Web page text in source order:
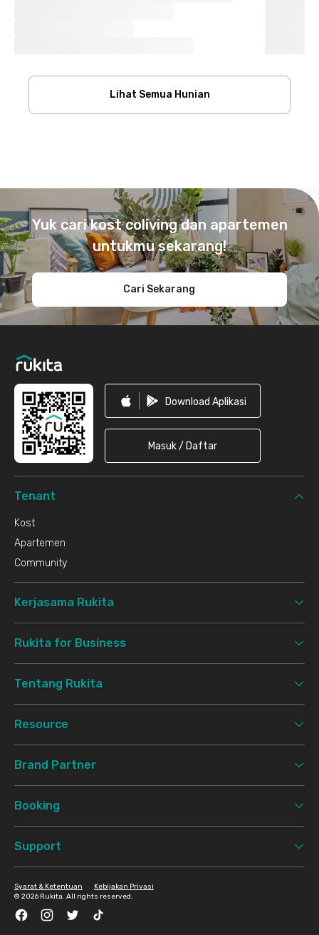
Lihat Semua Hunian
Yuk cari kost coliving dan apartemen
untukmu sekarang!
Cari Sekarang
Download Aplikasi
Masuk / Daftar
Tenant
Kost
Apartemen
Community
Kerjasama Rukita
Rukita for Business
Tentang Rukita
Resource
Brand Partner
Booking
Support
© 2026 Rukita. All rights reserved.
Syarat & Ketentuan Kebijakan Privasi
FacebookInstagramTwitter TikTok